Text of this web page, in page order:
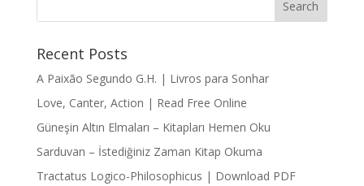
Recent Posts
A Paixão Segundo G.H. | Livros para Sonhar
Love, Canter, Action | Read Free Online
Güneşin Altın Elmaları – Kitapları Hemen Oku
Sarduvan – İstediğiniz Zaman Kitap Okuma
Tractatus Logico-Philosophicus | Download PDF